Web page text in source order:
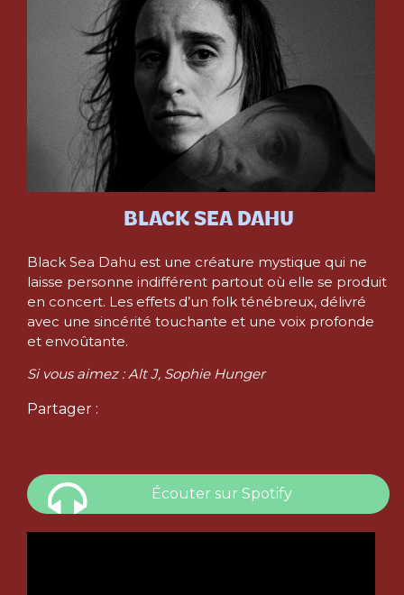
BLACK SEA DAHU
Black Sea Dahu est une créature mystique qui ne
laisse personne indifférent partout où elle se produit
en concert. Les effets d’un folk ténébreux, délivré
avec une sincérité touchante et une voix profonde
et envoûtante.
Si vous aimez : Alt J, Sophie Hunger
Partager :
Écouter sur Spotify